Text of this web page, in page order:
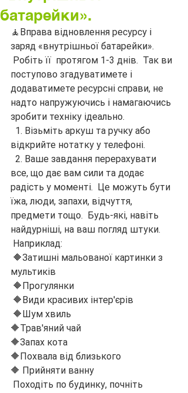
батарейки».
🧘Вправа відновлення ресурсу і
заряд «внутрішньої батарейки».
поступово згадуватимете і
додаватимете ресурсні справи, не
надто напружуючись і намагаючись
зробити техніку ідеально.
відкрийте нотатку у телефоні.
все, що дає вам сили та додає
радість у моменті.  Це можуть бути
їжа, люди, запахи, відчуття,
предмети тощо.  Будь-які, навіть
найдурніші, на ваш погляд штуки.
Наприклад:
мультиків
🔶Прогулянки
🔶Види красивих інтер'єрів
🔶Шум хвиль
🔶Трав'яний чай
🔶Запах кота
🔶Похвала від близького
🔶 Прийняти ванну